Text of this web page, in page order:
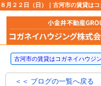
８月２２日（日）｜古河市の賃貸は
古河市の賃貸はコガネイハウジ
＜＜ ブログの一覧へ戻る